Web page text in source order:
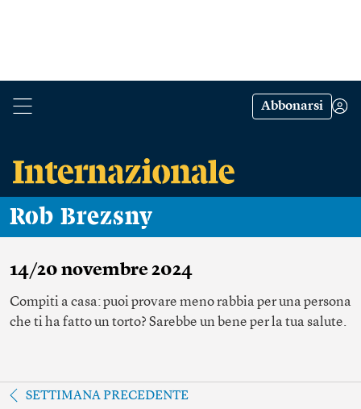
Abbonarsi
Rob Brezsny
14/20 novembre 2024
Compiti a casa: puoi provare meno rabbia per una persona
che ti ha fatto un torto? Sarebbe un bene per la tua salute.
SETTIMANA PRECEDENTE